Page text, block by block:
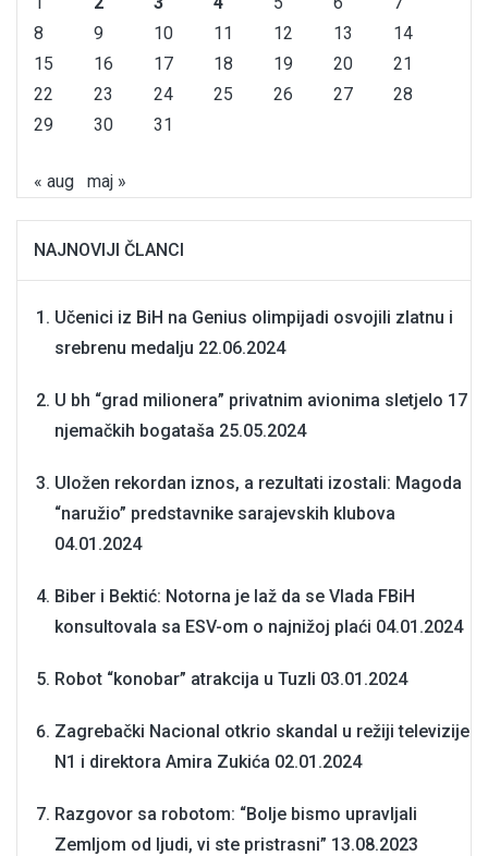
8
9 10 11 12 13
14
15
16 17 18 19 20
21
22
23 24 25 26 27
28
29
30 31
« aug maj »
NAJNOVIJI ČLANCI
Učenici iz BiH na Genius olimpijadi osvojili zlatnu i
srebrenu medalju 22.06.2024
U bh “grad milionera” privatnim avionima sletjelo 17
njemačkih bogataša 25.05.2024
Uložen rekordan iznos, a rezultati izostali: Magoda
“naružio” predstavnike sarajevskih klubova
04.01.2024
Biber i Bektić: Notorna je laž da se Vlada FBiH
konsultovala sa ESV-om o najnižoj plaći 04.01.2024
Robot “konobar” atrakcija u Tuzli 03.01.2024
Zagrebački Nacional otkrio skandal u režiji televizije
N1 i direktora Amira Zukića 02.01.2024
Razgovor sa robotom: “Bolje bismo upravljali
Zemljom od ljudi, vi ste pristrasni” 13.08.2023